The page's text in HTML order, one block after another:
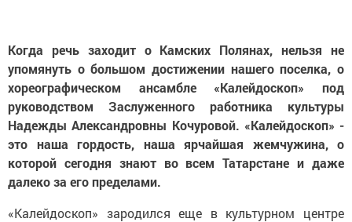
Когда речь заходит о Камских Полянах, нельзя не
упомянуть о большом достижении нашего поселка, о
хореографическом ансамбле «Калейдоскоп» под
руководством Заслуженного работника культуры
Надежды Александровны Кочуровой. «Калейдоскоп» -
это наша гордость, наша ярчайшая жемчужина, о
которой сегодня знают во всем Татарстане и даже
далеко за его пределами.
«Калейдоскоп» зародился еще в культурном центре